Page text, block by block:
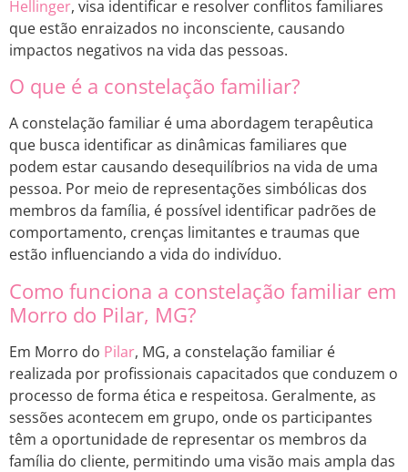
Hellinger, visa identificar e resolver conflitos familiares
que estão enraizados no inconsciente, causando
impactos negativos na vida das pessoas.
O que é a constelação familiar?
A constelação familiar é uma abordagem terapêutica
que busca identificar as dinâmicas familiares que
podem estar causando desequilíbrios na vida de uma
pessoa. Por meio de representações simbólicas dos
membros da família, é possível identificar padrões de
comportamento, crenças limitantes e traumas que
estão influenciando a vida do indivíduo.
Como funciona a constelação familiar em
Morro do Pilar, MG?
Em Morro do Pilar, MG, a constelação familiar é
realizada por profissionais capacitados que conduzem o
processo de forma ética e respeitosa. Geralmente, as
sessões acontecem em grupo, onde os participantes
têm a oportunidade de representar os membros da
família do cliente, permitindo uma visão mais ampla das